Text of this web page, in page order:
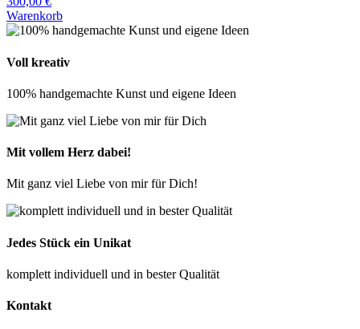
Warenkorb
Voll kreativ
100% handgemachte Kunst und eigene Ideen
Mit vollem Herz dabei!
Mit ganz viel Liebe von mir für Dich!
Jedes Stück ein Unikat
komplett individuell und in bester Qualität
Kontakt